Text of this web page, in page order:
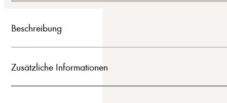
Beschreibung
Zusätzliche Informationen